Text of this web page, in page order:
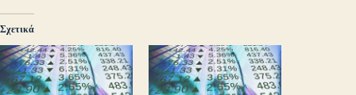
Σχετικά